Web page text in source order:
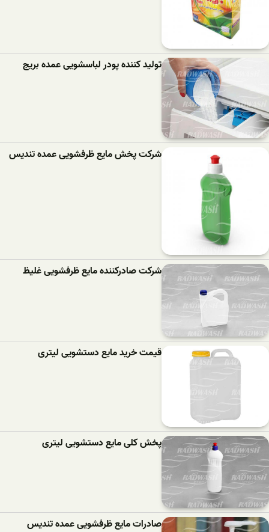
تولید کننده پودر لباسشویی عمده بریج
شرکت پخش مایع ظرفشویی عمده تندیس
شرکت صادرکننده مایع ظرفشویی غلیظ
قیمت خرید مایع دستشویی لیتری
پخش کلی مایع دستشویی لیتری
صادرات مایع ظرفشویی عمده تندیس